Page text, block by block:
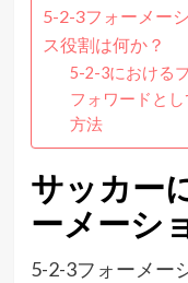
5-2-3フォーメー
ス役割は何か？
5-2-3における
フォワードと
方法
サッカー
ーメーシ
5-2-3フォーメー